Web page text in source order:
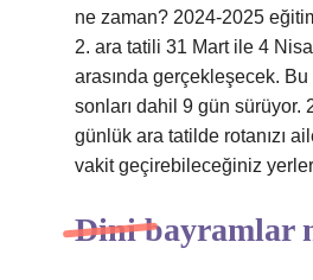
ne zaman? 2024-2025
2. ara tatili 31 Mart ile 4
arasında gerçekleşecek. Bu
sonları dahil 9 gün sürüyor.
günlük ara tatilde rotanızı
vakit geçirebileceğiniz
Dini bayramlar